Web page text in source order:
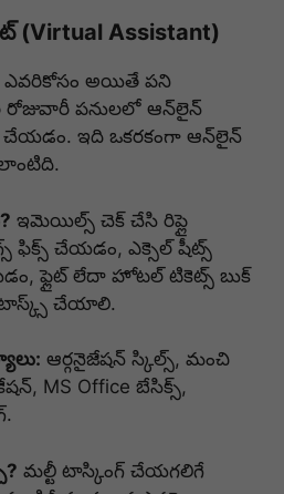
(Virtual Assistant)
ఎవరికోసం అయితే పని
రోజువారీ పనులలో ఆన్‌లైన్
ఇది ఒకరకంగా ఆన్‌లైన్
లాంటిది.
ఇమెయిల్స్ చెక్ చేసి రిప్లై
ఫిక్స్ చేయడం, ఎక్సెల్ షీట్స్
ఫ్లైట్ లేదా హోటల్ టికెట్స్ బుక్
చేయాలి.
ఆర్గనైజేషన్ స్కిల్స్, మంచి
MS Office బేసిక్స్,
మల్టీ టాస్కింగ్ చేయగలిగే